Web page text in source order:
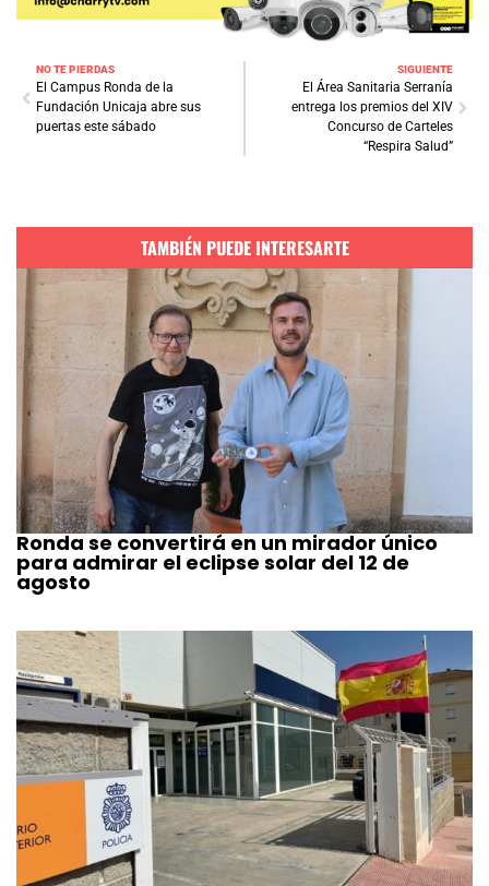
NO TE PIERDAS
El Campus Ronda de la
Fundación Unicaja abre sus
puertas este sábado
SIGUIENTE
El Área Sanitaria Serranía
entrega los premios del XIV
Concurso de Carteles
“Respira Salud”
TAMBIÉN PUEDE INTERESARTE
Ronda se convertirá en un mirador único
para admirar el eclipse solar del 12 de
agosto